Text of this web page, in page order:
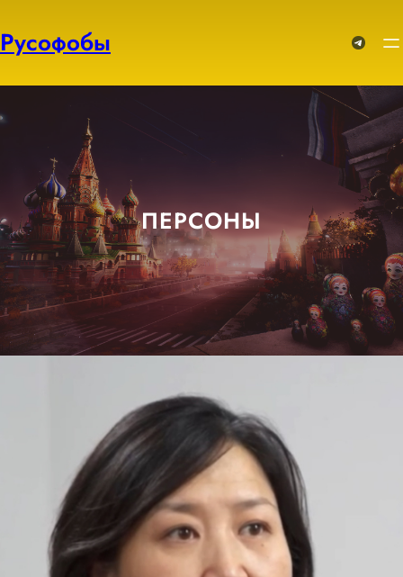
к
содержимому
Русофобы Telegram
ПЕРСОНЫ